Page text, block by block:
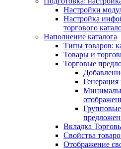
Настройки
Настройка
торгового
Наполнение каталога
Типы товаров:
Товары и
Торговые
Вкладка
Свойства
Отображение